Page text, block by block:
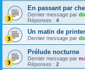
En passant par
Dernier message par
Réponses : 4
Un matin de
Dernier message par
Prélude nocturne
Dernier message par
Réponses : 2